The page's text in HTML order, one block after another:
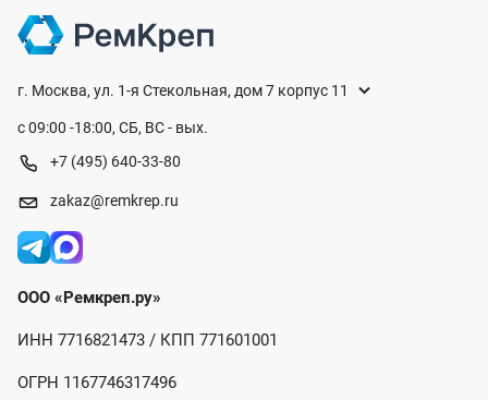
г. Москва, ул. 1-я Стекольная, дом 7 корпус 11
с 09:00 -18:00, СБ, ВС - вых.
+7 (495) 640-33-80
zakaz@remkrep.ru
ООО «Ремкреп.ру»
ИНН 7716821473 / КПП 771601001
ОГРН 1167746317496